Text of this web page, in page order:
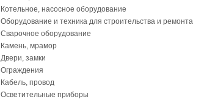
Котельное, насосное оборудование
Оборудование и техника для строительства и ремонта
Сварочное оборудование
Камень, мрамор
Двери, замки
Ограждения
Кабель, провод
Осветительные приборы